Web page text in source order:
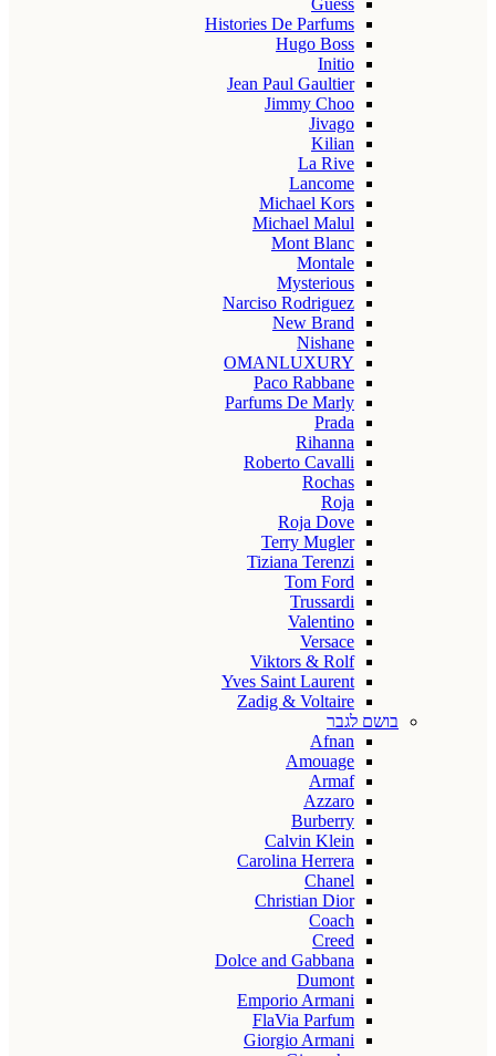
Guess
Histories De Parfums
Hugo Boss
Initio
Jean Paul Gaultier
Jimmy Choo
Jivago
Kilian
La Rive
Lancome
Michael Kors
Michael Malul
Mont Blanc
Montale
Mysterious
Narciso Rodriguez
New Brand
Nishane
OMANLUXURY
Paco Rabbane
Parfums De Marly
Prada
Rihanna
Roberto Cavalli
Rochas
Roja
Roja Dove
Terry Mugler
Tiziana Terenzi
Tom Ford
Trussardi
Valentino
Versace
Viktors & Rolf
Yves Saint Laurent
Zadig & Voltaire
בושם לגבר
Afnan
Amouage
Armaf
Azzaro
Burberry
Calvin Klein
Carolina Herrera
Chanel
Christian Dior
Coach
Creed
Dolce and Gabbana
Dumont
Emporio Armani
FlaVia Parfum
Giorgio Armani